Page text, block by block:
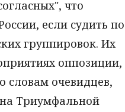
что
если судить по
группировок. Их
оппозиции,
словам очевидцев,
Триумфальной